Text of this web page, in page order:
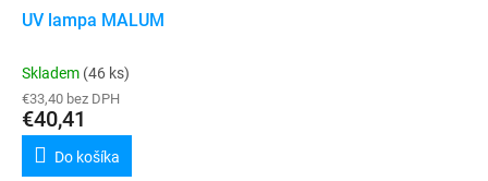
UV lampa MALUM
Skladem (46 ks)
€33,40 bez DPH
€40,41
Do košíka